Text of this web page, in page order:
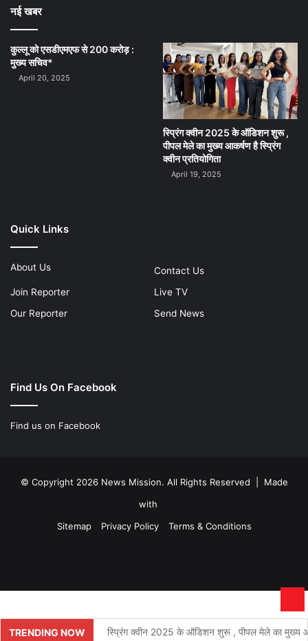
नई खबर
कुल्लू को एसडीएमएफ से 200 करोड़ :
मुख्य सचिव*
April 20, 2025
स्प्रिंग क्वीन 2025 के ऑडिशन शुरू ,
पीपल मेले का मुख्य आकर्षण है स्प्रिंग
क्वीन प्रतियोगिता
April 19, 2025
Quick Links
About Us
Contact Us
Join Reporter
Live TV
Our Reporter
Send News
Find Us On Facebook
Find us on Facebook
© Copyright 2026 News Mission. All Rights Reserved | Made
with
Sitemap
Privacy Policy Terms & Conditions
TRENDING NOW स्प्रिंग क्वीन 2025 के ऑडिशन शुरू , पीपल मेले का मुख्य